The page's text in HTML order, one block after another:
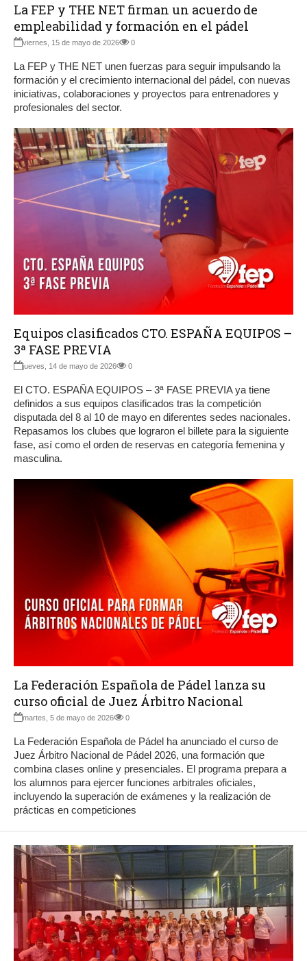
La FEP y THE NET firman un acuerdo de
empleabilidad y formación en el pádel
viernes, 15 de mayo de 2026 0
La FEP y THE NET unen fuerzas para seguir impulsando la
formación y el crecimiento internacional del pádel, con nuevas
iniciativas, colaboraciones y proyectos para entrenadores y
profesionales del sector.
Equipos clasificados CTO. ESPAÑA EQUIPOS –
3ª FASE PREVIA
jueves, 14 de mayo de 2026 0
El CTO. ESPAÑA EQUIPOS – 3ª FASE PREVIA ya tiene
definidos a sus equipos clasificados tras la competición
disputada del 8 al 10 de mayo en diferentes sedes nacionales.
Repasamos los clubes que lograron el billete para la siguiente
fase, así como el orden de reservas en categoría femenina y
masculina.
La Federación Española de Pádel lanza su
curso oficial de Juez Árbitro Nacional
martes, 5 de mayo de 2026 0
La Federación Española de Pádel ha anunciado el curso de
Juez Árbitro Nacional de Pádel 2026, una formación que
combina clases online y presenciales. El programa prepara a
los alumnos para ejercer funciones arbitrales oficiales,
incluyendo la superación de exámenes y la realización de
prácticas en competiciones